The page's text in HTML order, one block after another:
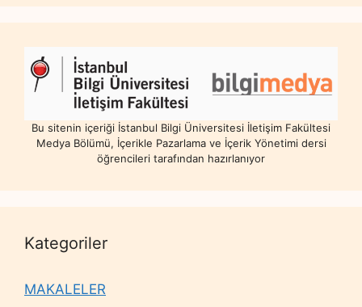
Bu sitenin içeriği İstanbul Bilgi Üniversitesi İletişim Fakültesi
Medya Bölümü, İçerikle Pazarlama ve İçerik Yönetimi dersi
öğrencileri tarafından hazırlanıyor
Kategoriler
MAKALELER